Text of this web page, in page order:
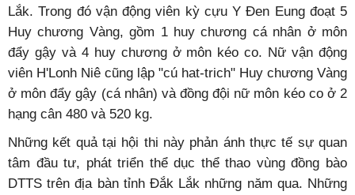
Lắk. Trong đó vận động viên kỳ cựu Y Đen Eung đoạt 5
Huy chương Vàng, gồm 1 huy chương cá nhân ở môn
đẩy gậy và 4 huy chương ở môn kéo co. Nữ vận động
viên H'Lonh Niê cũng lập "cú hat-trich" Huy chương Vàng
ở môn đẩy gậy (cá nhân) và đồng đội nữ môn kéo co ở 2
hạng cân 480 và 520 kg.
Những kết quả tại hội thi này phản ánh thực tế sự quan
tâm đầu tư, phát triển thể dục thể thao vùng đồng bào
DTTS trên địa bàn tỉnh Đắk Lắk những năm qua. Những